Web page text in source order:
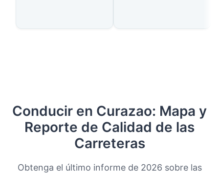
Conducir en Curazao: Mapa y
Reporte de Calidad de las
Carreteras
Obtenga el último informe de 2026 sobre las